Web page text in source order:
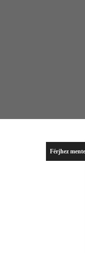
Férjhez